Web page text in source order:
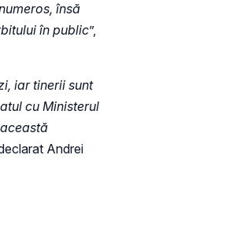
însă
în public”,
iar tinerii sunt
cu Ministerul
Andrei